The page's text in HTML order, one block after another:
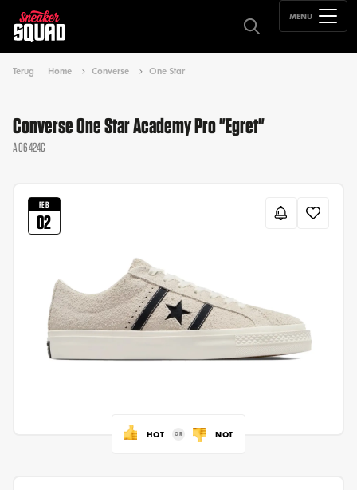
MENU
Terug Home Converse One Star
Converse One Star Academy Pro "Egret"
A06424C
FEB
02
HOT NOT